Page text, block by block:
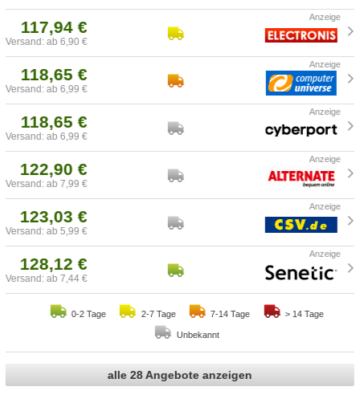
117,94 €
Versand: ab 6,90 €
118,65 €
Versand: ab 6,99 €
118,65 €
Versand: ab 6,99 €
122,90 €
Versand: ab 7,99 €
123,03 €
Versand: ab 5,99 €
128,12 €
Versand: ab 7,44 €
0-2 Tage 2-7 Tage 7-14 Tage > 14 Tage
Unbekannt
alle 28 Angebote anzeigen